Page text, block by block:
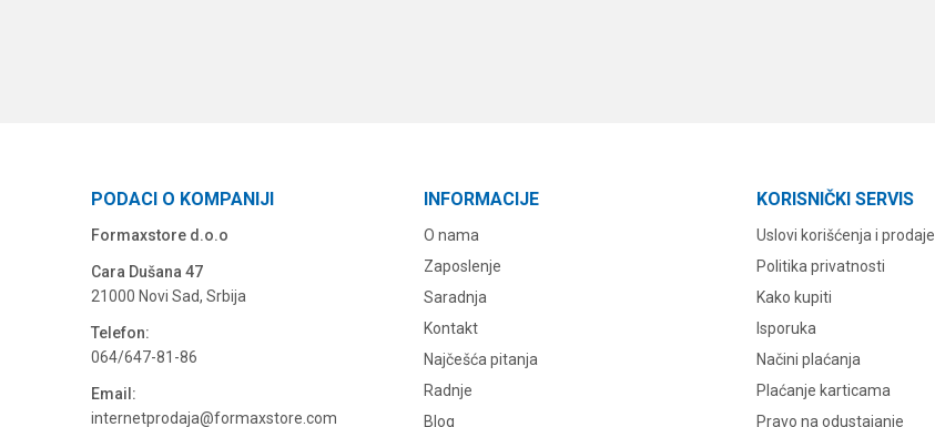
PODACI O KOMPANIJI
Formaxstore d.o.o
Cara Dušana 47
21000 Novi Sad, Srbija
Telefon:
064/647-81-86
Email:
internetprodaja@formaxstore.com
INFORMACIJE
O nama
Zaposlenje
Saradnja
Kontakt
Najčešća pitanja
Radnje
Blog
KORISNIČKI SERVIS
Uslovi korišćenja i prodaje
Politika privatnosti
Kako kupiti
Isporuka
Načini plaćanja
Plaćanje karticama
Pravo na odustajanje